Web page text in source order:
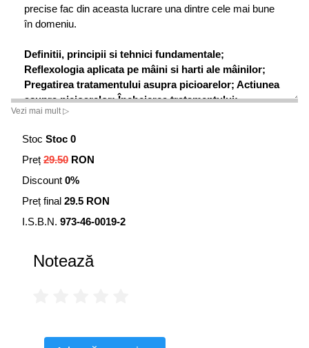
precise fac din aceasta lucrare una dintre cele mai bune
în domeniu.
Definitii, principii si tehnici fundamentale;
Reflexologia aplicata pe mâini si harti ale mâinilor;
Pregatirea tratamentului asupra picioarelor; Actiunea
asupra picioarelor; Încheierea tratamentului;
Reflexologia pentru necesitati speciale; Test de
Vezi mai mult ▷
Stoc Stoc 0
Preț 29.50 RON
Discount 0%
Preț final 29.5 RON
I.S.B.N. 973-46-0019-2
Notează